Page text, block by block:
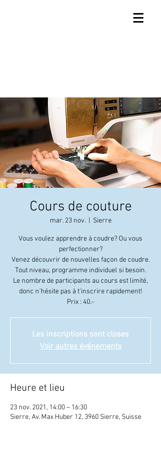
Cours de couture
mar. 23 nov.
  |
Sierre
Vous voulez apprendre à coudre? Ou vous
perfectionner?
Venez découvrir de nouvelles façon de coudre.
Tout niveau, programme individuel si besoin.
Le nombre de participants au cours est limité,
donc n'hésite pas à t'inscrire rapidement!
Prix : 40.-
Les inscriptions sont closes
Voir autres événements
Heure et lieu
23 nov. 2021, 14:00 – 16:30
Sierre, Av. Max Huber 12, 3960 Sierre, Suisse